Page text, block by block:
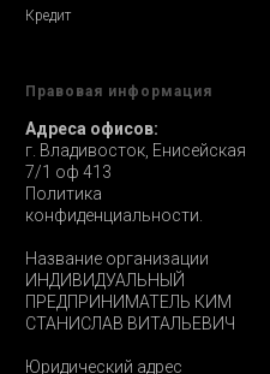
Кредит
Правовая информация
Адреса офисов:
г. Владивосток, Енисейская
7/1 оф 413
Политика
конфиденциальности.
Название организации
ИНДИВИДУАЛЬНЫЙ
ПРЕДПРИНИМАТЕЛЬ КИМ
СТАНИСЛАВ ВИТАЛЬЕВИЧ
Юридический адрес